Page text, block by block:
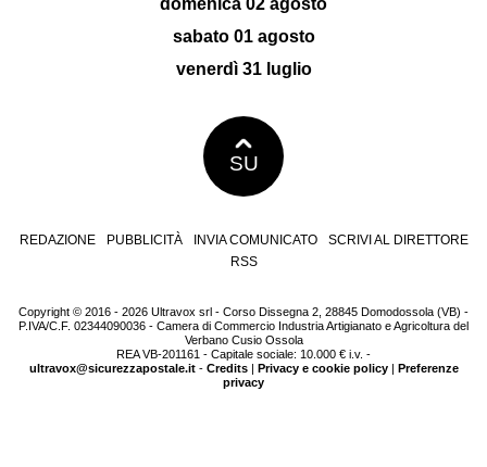
domenica 02 agosto
sabato 01 agosto
venerdì 31 luglio
SU
REDAZIONE PUBBLICITÀ INVIA COMUNICATO
SCRIVI AL DIRETTORE
RSS
Copyright © 2016 - 2026 Ultravox srl - Corso Dissegna 2, 28845 Domodossola (VB) -
P.IVA/C.F. 02344090036 - Camera di Commercio Industria Artigianato e Agricoltura del
Verbano Cusio Ossola
REA VB-201161 - Capitale sociale: 10.000 € i.v. -
ultravox@sicurezzapostale.it- Credits| Privacy e cookie policy| Preferenze
privacy